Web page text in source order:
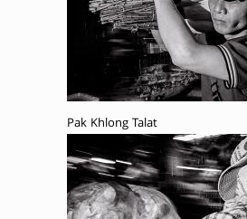
Pak Khlong Talat